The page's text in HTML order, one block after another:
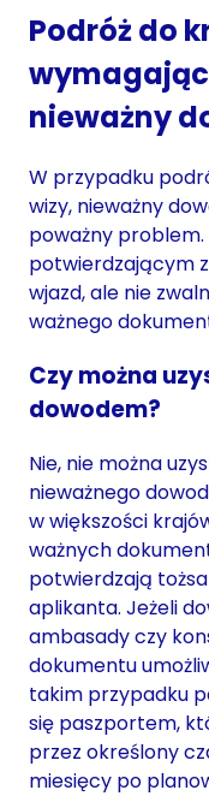
Podróż do
nieważny
W przypadku
wizy, nieważny
poważny
potwierdzającym
wjazd, ale nie
ważnego
Czy można
dowodem?
Nie, nie można
nieważnego
w większości
ważnych
potwierdzają
aplikanta. Jeżeli
ambasady czy
dokumentu
takim przypadku
się paszportem,
przez określony
miesięcy po